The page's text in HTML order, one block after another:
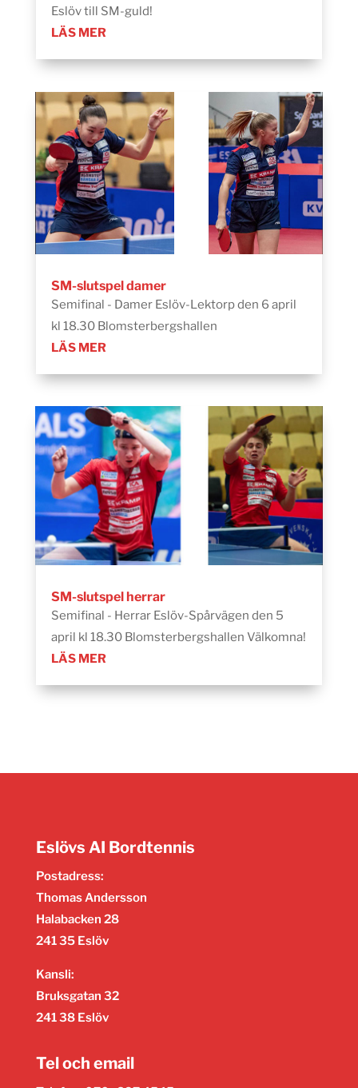
Eslöv till SM-guld!
LÄS MER
SM-slutspel damer
Semifinal - Damer Eslöv-Lektorp den 6 april
kl 18.30 Blomsterbergshallen
LÄS MER
SM-slutspel herrar
Semifinal - Herrar Eslöv-Spårvägen den 5
april kl 18.30 Blomsterbergshallen Välkomna!
LÄS MER
Eslövs AI Bordtennis
Postadress:
Thomas Andersson
Halabacken 28
241 35 Eslöv
Kansli:
Bruksgatan 32
241 38 Eslöv
Tel och email